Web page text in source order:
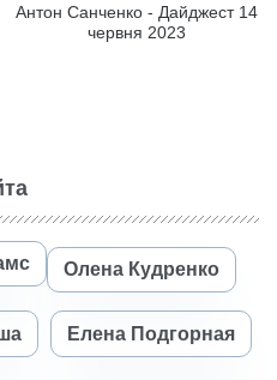
Антон Санченко - Дайджест 14
червня 2023
Олена Кудренко
Елена Подгорная